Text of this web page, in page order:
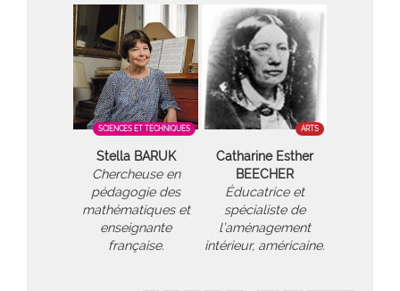
SCIENCES ET TECHNIQUES
Stella BARUK
Chercheuse en
pédagogie des
mathématiques et
enseignante
française.
ARTS
Catharine Esther
BEECHER
Éducatrice et
spécialiste de
l’aménagement
intérieur, américaine.